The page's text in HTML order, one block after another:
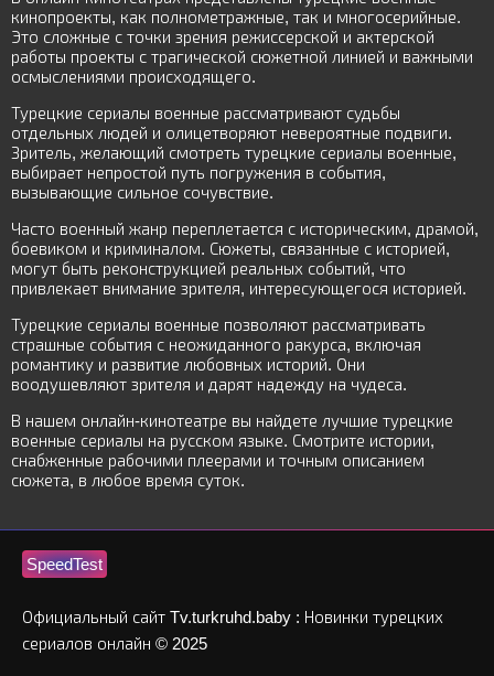
кинопроекты, как полнометражные, так и многосерийные.
Это сложные с точки зрения режиссерской и актерской
работы проекты с трагической сюжетной линией и важными
осмыслениями происходящего.
Турецкие сериалы военные рассматривают судьбы
отдельных людей и олицетворяют невероятные подвиги.
Зритель, желающий смотреть турецкие сериалы военные,
выбирает непростой путь погружения в события,
вызывающие сильное сочувствие.
Часто военный жанр переплетается с историческим, драмой,
боевиком и криминалом. Сюжеты, связанные с историей,
могут быть реконструкцией реальных событий, что
привлекает внимание зрителя, интересующегося историей.
Турецкие сериалы военные позволяют рассматривать
страшные события с неожиданного ракурса, включая
романтику и развитие любовных историй. Они
воодушевляют зрителя и дарят надежду на чудеса.
В нашем онлайн-кинотеатре вы найдете лучшие турецкие
военные сериалы на русском языке. Смотрите истории,
снабженные рабочими плеерами и точным описанием
сюжета, в любое время суток.
SpeedTest
Официальный сайт Tv.turkruhd.baby : Новинки турецких
сериалов онлайн © 2025